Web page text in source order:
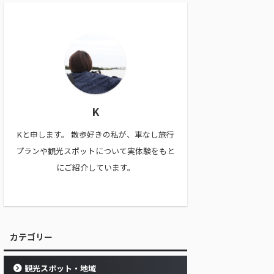
K
Kと申します。 散歩好きの私が、車なし旅行
プランや観光スポットについて実体験をもと
にご紹介しています。
カテゴリー
観光スポット・地域